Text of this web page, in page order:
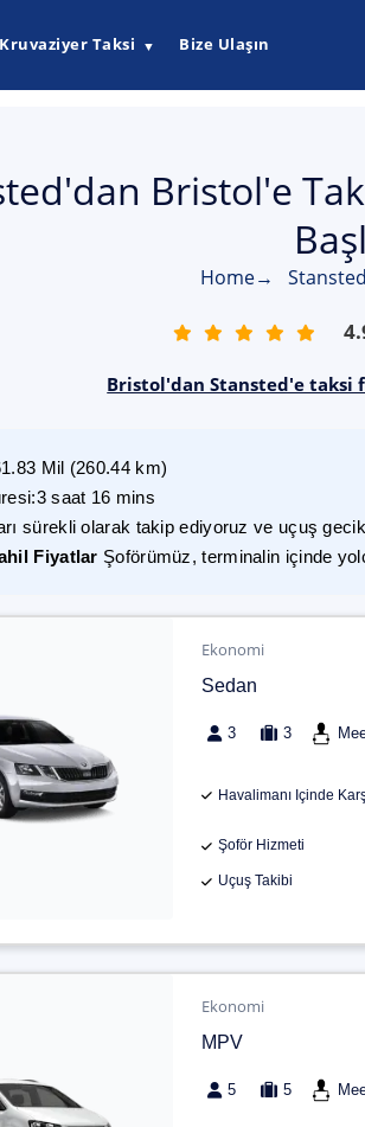
Kruvaziyer Taksi ▼ Bize Ulaşın
Bristol'e
Home→
Bristol'dan Stansted'e taksi
Mil (260.44km)
:3 saat 16 mins
sürekli olarak takip ediyoruz ve uçuş
Fiyatlar Şoförümüz, terminalin içinde
Ekonomi
Sedan
3 3
Havalimanı Içinde
Şoför Hizmeti
Uçuş Takibi
Ekonomi
MPV
5 5